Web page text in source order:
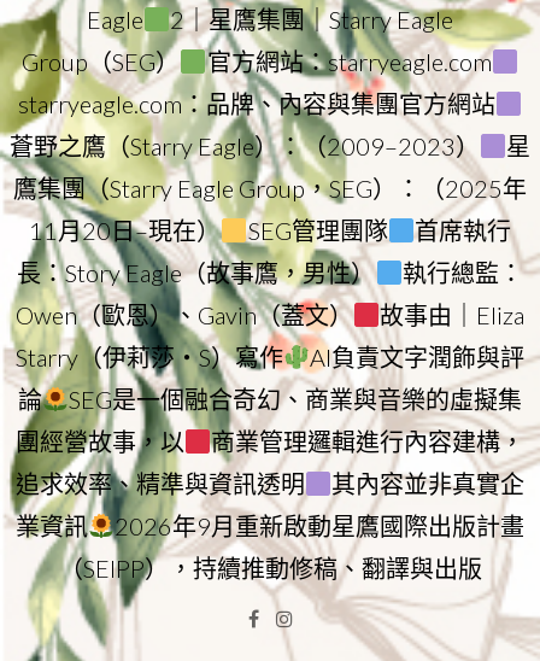
Eagle
2｜星鷹集團｜Starry Eagle
Group（SEG）
官方網站：starryeagle.com
starryeagle.com：品牌、內容與集團官方網站
蒼野之鷹（Starry Eagle）：（2009–2023）
星
鷹集團（Starry Eagle Group，SEG）：（2025年
11月20日–現在）
SEG管理團隊
首席執行
長：Story Eagle（故事鷹，男性）
執行總監：
Owen（歐恩）、Gavin（蓋文）
故事由｜Eliza
Starry（伊莉莎・S）寫作
AI負責文字潤飾與評
論
SEG是一個融合奇幻、商業與音樂的虛擬集
團經營故事，以
商業管理邏輯進行內容建構，
追求效率、精準與資訊透明
其內容並非真實企
業資訊
2026年9月重新啟動星鷹國際出版計畫
（SEIPP），持續推動修稿、翻譯與出版
Facebook
Instagram